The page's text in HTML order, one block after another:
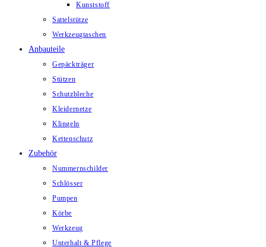
Kunststoff
Sattelstütze
Werkzeugtaschen
Anbauteile
Gepäckträger
Stützen
Schutzbleche
Kleidernetze
Klingeln
Kettenschutz
Zubehör
Nummernschilder
Schlösser
Pumpen
Körbe
Werkzeug
Unterhalt & Pflege